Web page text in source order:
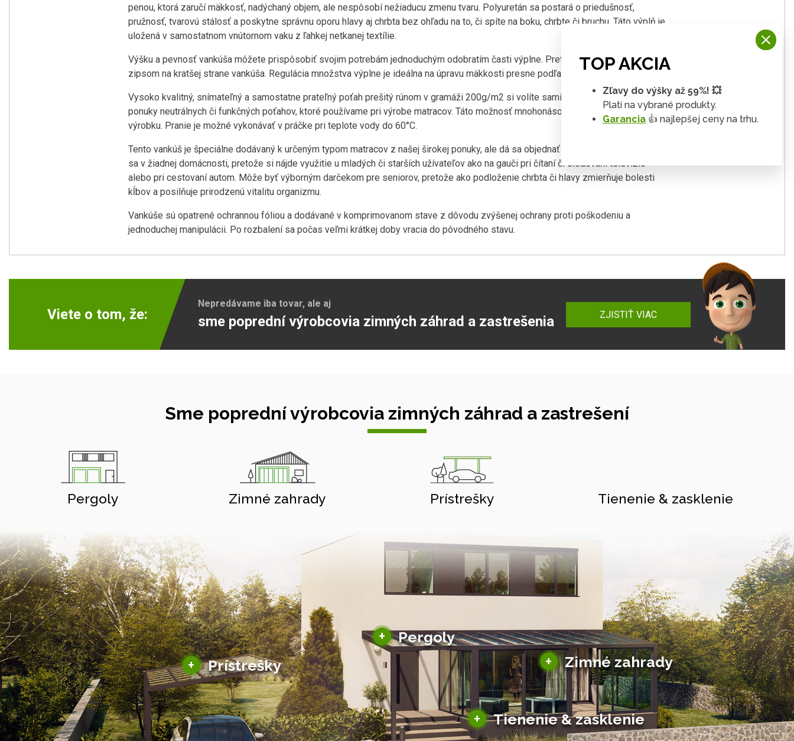
penou, ktorá zaručí mäkkosť, nadýchaný objem, ale nespôsobí nežiaducu zmenu tvaru. Polyuretán sa postará o priedušnosť,
pružnosť, tvarovú stálosť a poskytne správnu oporu hlavy aj chrbta bez ohľadu na to, či spíte na boku, chrbte či bruchu. Táto výplň je
uložená v samostatnom vnútornom vaku z ľahkej netkanej textílie.
Výšku a pevnosť vankúša môžete prispôsobiť svojim potrebám jednoduchým odobratím časti výplne. Preto je vak vybavený
zipsom na kratšej strane vankúša. Regulácia množstva výplne je ideálna na úpravu mäkkosti presne podľa Vašich pocitov.
Vysoko kvalitný, snímateľný a samostatne prateľný poťah prešitý rúnom v gramáži 200g/m2 si volíte sami, a to z celej našej
ponuky neutrálnych či funkčných poťahov, ktoré používame pri výrobe matracov. Táto možnosť mnohonásobne predlžuje životnosť
výrobku. Pranie je možné vykonávať v práčke pri teplote vody do 60°C.
Tento vankúš je špeciálne dodávaný k určeným typom matracov z našej širokej ponuky, ale dá sa objednať aj samostatne. Nestratí
sa v žiadnej domácnosti, pretože si nájde využitie u mladých či starších užívateľov ako na gauči pri čítaní či sledovaní televízie
alebo pri cestovaní autom. Môže byť výborným darčekom pre seniorov, pretože ako podloženie chrbta či hlavy zmierňuje bolesti
kĺbov a posilňuje prirodzenú vitalitu organizmu.
Vankúše sú opatrené ochrannou fóliou a dodávané v komprimovanom stave z dôvodu zvýšenej ochrany proti poškodeniu a
jednoduchej manipulácii. Po rozbalení sa počas veľmi krátkej doby vracia do pôvodného stavu.
Viete o tom, že:
Nepredávame iba tovar, ale aj
sme poprední výrobcovia zimných záhrad a zastrešenia ZJISTIŤ VIAC
Sme poprední výrobcovia zimných záhrad a zastrešení
Pergoly Zimné zahrady Prístrešky Tienenie & zasklenie
+ Pergoly
Hliníkové pergoly
Bioklimatické pergoly
Altány a zastrešenie
Solárne pergoly
+ Zimné zahrady
Sezónne zimné záhrady
Hliníkové zimné záhrady
Posuvné zimné záhrady
Solárne zimné záhrady
+ Prístrešky
Hliníkové prístrešky
Solárne prístrešky pre auto
+ Tienenie & zasklenie
Tienenie
TOP AKCIA
Zľavy do výšky až 59%! 💥
Platí na vybrané produkty.
Garancia 👍 najlepšej ceny na trhu.